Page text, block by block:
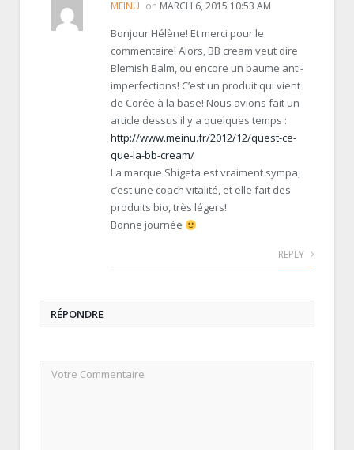
MEINU on MARCH 6, 2015 10:53 AM
Bonjour Hélène! Et merci pour le
commentaire! Alors, BB cream veut dire
Blemish Balm, ou encore un baume anti-
imperfections! C’est un produit qui vient
de Corée à la base! Nous avions fait un
article dessus il y a quelques temps :
http://www.meinu.fr/2012/12/quest-ce-
que-la-bb-cream/
La marque Shigeta est vraiment sympa,
c’est une coach vitalité, et elle fait des
produits bio, très légers!
Bonne journée
REPLY
RÉPONDRE